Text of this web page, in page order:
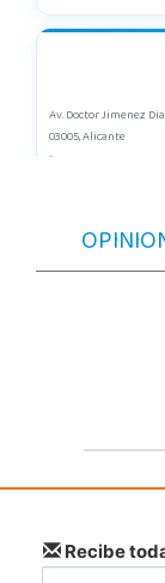
Av. Doctor Jimenez
03005, Alicante
Recibe